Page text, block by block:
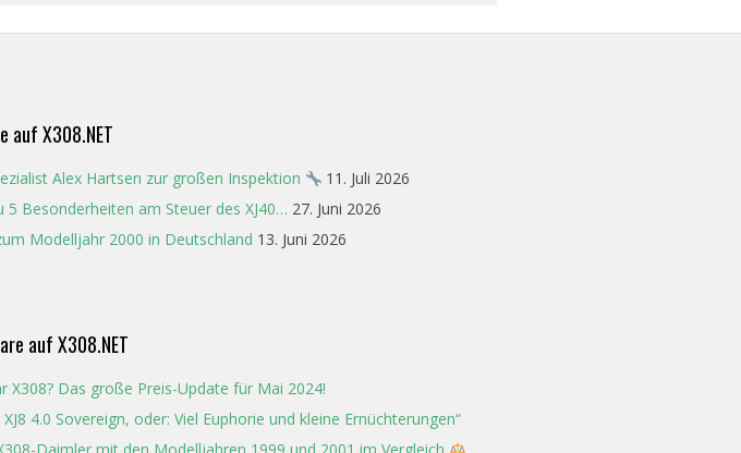
auf X308.NET
Alex Hartsen zur großen Inspektion
11. Juli 2026
5 Besonderheiten am Steuer des XJ40… 27. Juni 2026
Modelljahr 2000 in Deutschland 13. Juni 2026
auf X308.NET
X308? Das große Preis-Update für Mai 2024!
4.0 Sovereign, oder: Viel Euphorie und kleine Ernüchterungen“